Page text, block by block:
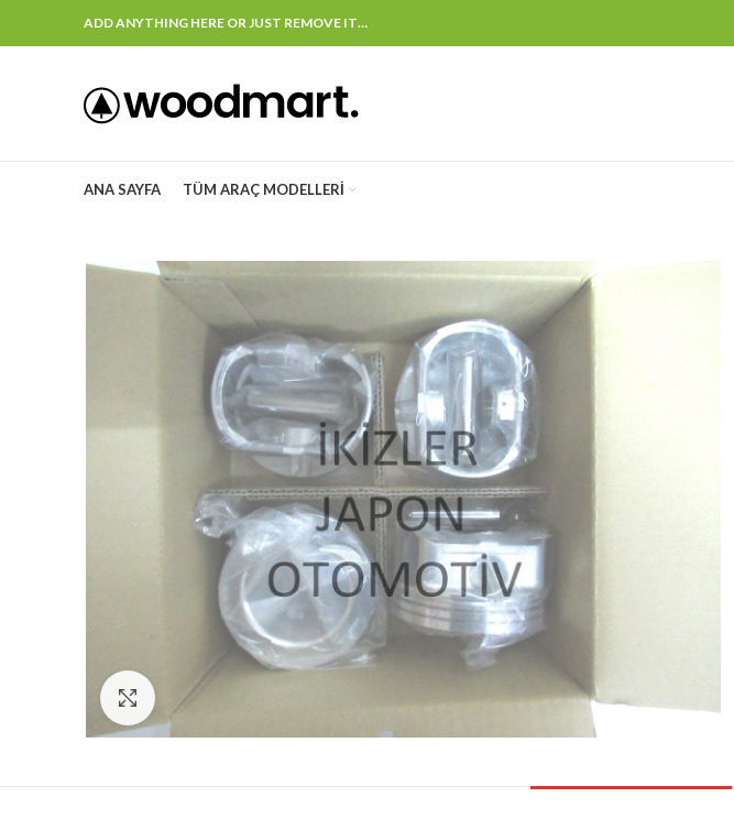
ADD ANYTHING HERE OR JUST REMOVE IT…
ANA SAYFA TÜM ARAÇ MODELLERI
Click to enlarge